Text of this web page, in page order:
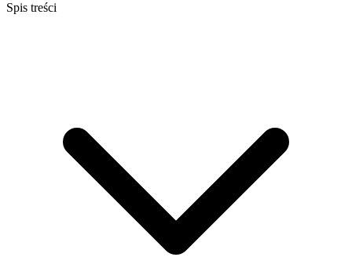
Spis treści